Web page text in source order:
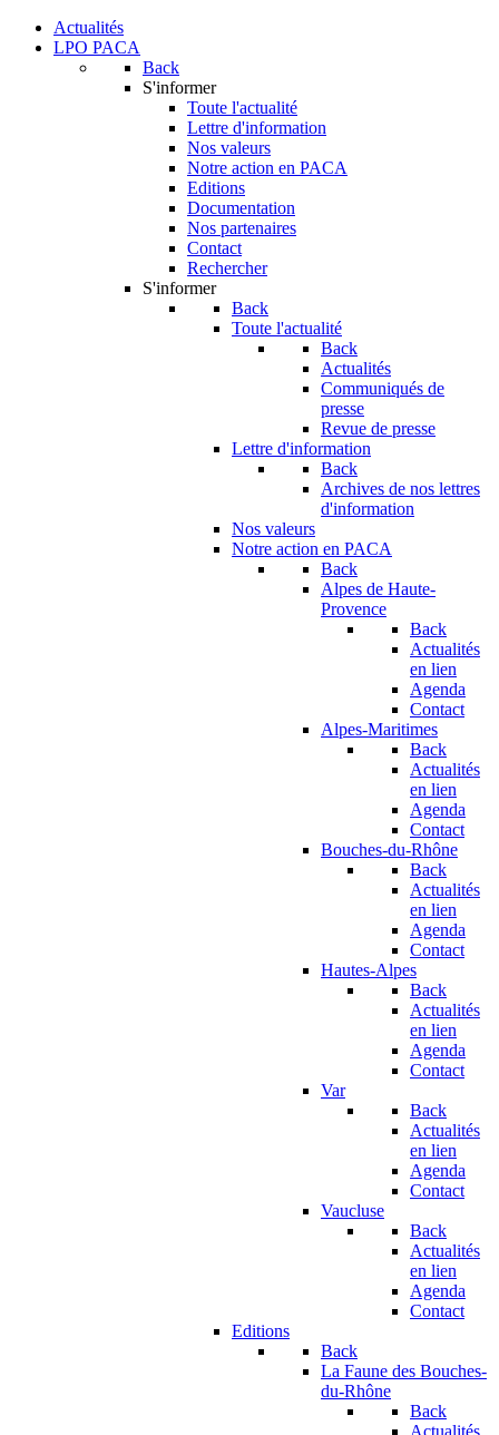
Actualités
LPO PACA
Back
S'informer
Toute l'actualité
Lettre d'information
Nos valeurs
Notre action en PACA
Editions
Documentation
Nos partenaires
Contact
Rechercher
S'informer
Back
Toute l'actualité
Back
Actualités
Communiqués de
presse
Revue de presse
Lettre d'information
Back
Archives de nos lettres
d'information
Nos valeurs
Notre action en PACA
Back
Alpes de Haute-
Provence
Back
Actualités
en lien
Agenda
Contact
Alpes-Maritimes
Back
Actualités
en lien
Agenda
Contact
Bouches-du-Rhône
Back
Actualités
en lien
Agenda
Contact
Hautes-Alpes
Back
Actualités
en lien
Agenda
Contact
Var
Back
Actualités
en lien
Agenda
Contact
Vaucluse
Back
Actualités
en lien
Agenda
Contact
Editions
Back
La Faune des Bouches-
du-Rhône
Back
Actualités